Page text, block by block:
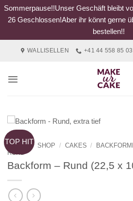
Sommerpause!!Unser Geschäft bleibt
26 Geschlossen!Aber ihr könnt gerne
bestellen!!
WALLISELLEN +41 44 558 85 03
TOP HIT
START / SHOP / CAKES /
RUND
Backform – Rund (22,5 x